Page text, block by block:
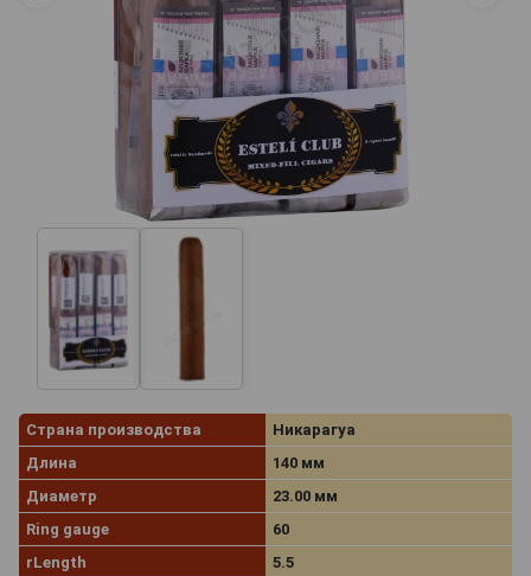
Страна производства
Никарагуа
Длина
140 мм
Диаметр
23.00 мм
Ring gauge
60
rLength
5.5